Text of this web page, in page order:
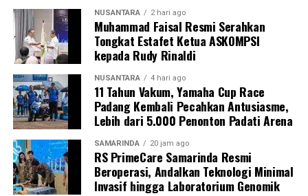
NUSANTARA 2 hari ago
Muhammad Faisal Resmi Serahkan
Tongkat Estafet Ketua ASKOMPSI
kepada Rudy Rinaldi
NUSANTARA 4 hari ago
11 Tahun Vakum, Yamaha Cup Race
Padang Kembali Pecahkan Antusiasme,
Lebih dari 5.000 Penonton Padati Arena
SAMARINDA 20 jam ago
RS PrimeCare Samarinda Resmi
Beroperasi, Andalkan Teknologi Minimal
Invasif hingga Laboratorium Genomik